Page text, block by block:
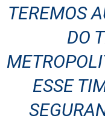
TEREMOS
DO
ESSE